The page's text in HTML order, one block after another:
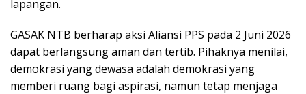
lapangan.
GASAK NTB berharap aksi Aliansi PPS pada 2 Juni 2026
dapat berlangsung aman dan tertib. Pihaknya menilai,
demokrasi yang dewasa adalah demokrasi yang
memberi ruang bagi aspirasi, namun tetap menjaga